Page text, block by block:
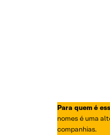
Para quem é
nomes é uma
companhias.